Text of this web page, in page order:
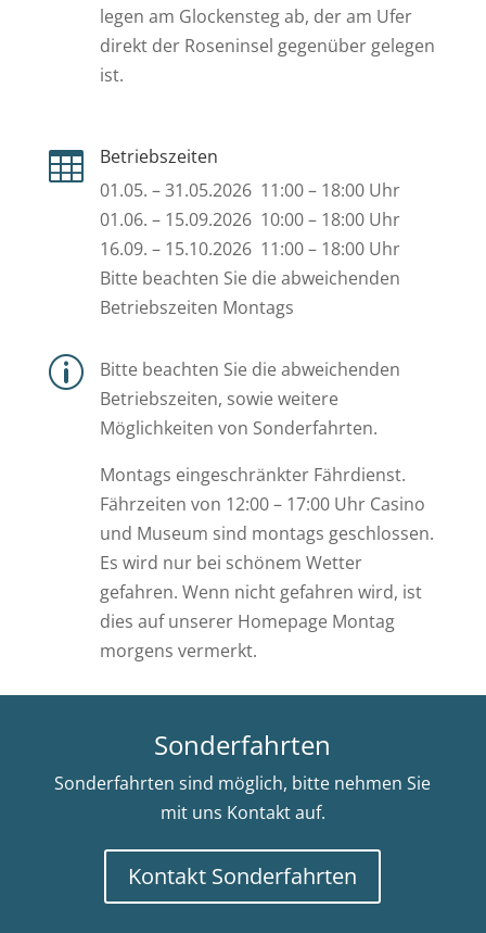
legen am Glockensteg ab, der am Ufer
direkt der Roseninsel gegenüber gelegen
ist.

Betriebszeiten
01.05. – 31.05.2026 11:00 – 18:00 Uhr
01.06. – 15.09.2026 10:00 – 18:00 Uhr
16.09. – 15.10.2026 11:00 – 18:00 Uhr
Bitte beachten Sie die abweichenden
Betriebszeiten Montags
p
Bitte beachten Sie die abweichenden
Betriebszeiten, sowie weitere
Möglichkeiten von Sonderfahrten.
Montags eingeschränkter Fährdienst.
Fährzeiten von 12:00 – 17:00 Uhr Casino
und Museum sind montags geschlossen.
Es wird nur bei schönem Wetter
gefahren. Wenn nicht gefahren wird, ist
dies auf unserer Homepage Montag
morgens vermerkt.
Sonderfahrten
Sonderfahrten sind möglich, bitte nehmen Sie
mit uns Kontakt auf.
Kontakt Sonderfahrten